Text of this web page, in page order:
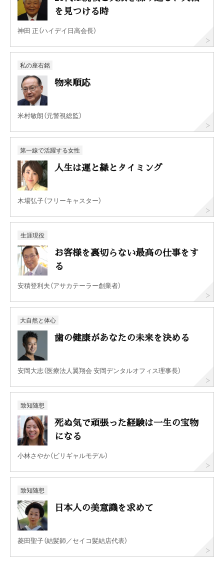
を見つける時
神田 正（ハイデイ日高会長）
私の座右銘
物来順応
米村敏朗（元警視総監）
第一線で活躍する女性
人生は運と縁とタイミング
木場弘子（フリーキャスター）
生涯現役
お客様を裏切らない最高の仕事をす
る
安積登利夫（アサカテーラー創業者）
大自然と体心
歯の健康があなたの未来を決める
安岡大志（医療法人翼翔会 安岡デンタルオフィス理事長）
致知随想
死ぬ気で頑張った経験は一生の宝物
になる
小林さやか（ビリギャルモデル）
致知随想
日本人の美意識を求めて
菱田聖子（結髪師／セイコ髪結店代表）